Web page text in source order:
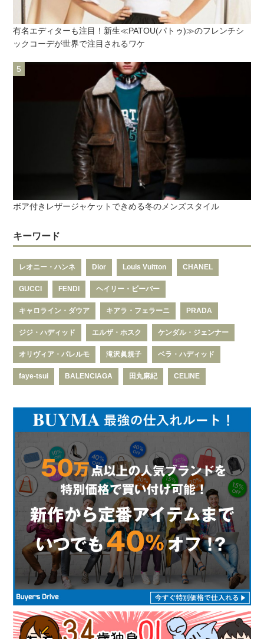
有名エディターも注目！新生≪PATOU(パトゥ)≫のフレンチシ
ックコーデが世界で注目されるワケ
ボア付きレザージャケットできめる冬のメンズスタイル
キーワード
レオニー・ハンネ Dior Louis Vuitton CHANEL
GUCCI FENDI ヘイリー・ビーバー
キャロライン・ダウア キアラ・フェラーニ PRADA
ジジ・ハディッド エルザ・ホスク ケンダル・ジェンナー
オリヴィア・パレルモ 滝沢眞規子 ベラ・ハディッド
faye-tsui BALENCIAGA 田丸麻紀 CELINE